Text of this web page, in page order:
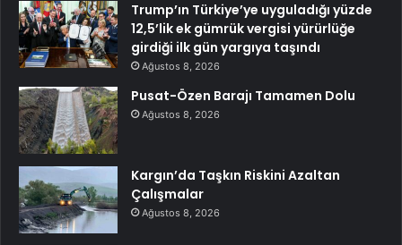
Trump’ın Türkiye’ye uyguladığı yüzde
12,5’lik ek gümrük vergisi yürürlüğe
girdiği ilk gün yargıya taşındı
Ağustos 8, 2026
Pusat-Özen Barajı Tamamen Dolu
Ağustos 8, 2026
Kargın’da Taşkın Riskini Azaltan
Çalışmalar
Ağustos 8, 2026